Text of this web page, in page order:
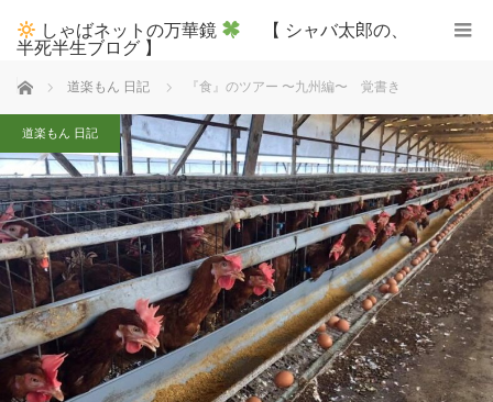
しゃばネットの万華鏡
【 シャバ太郎の、
半死半生ブログ 】
ホーム 道楽もん 日記 『食』のツアー 〜九州編〜 覚書き
道楽もん 日記